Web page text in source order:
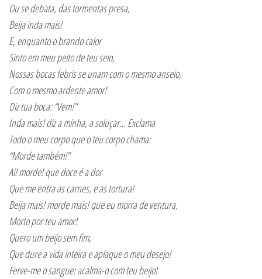
Ou se debata, das tormentas presa,
Beija inda mais!
E, enquanto o brando calor
Sinto em meu peito de teu seio,
Nossas bocas febris se unam com o mesmo anseio,
Com o mesmo ardente amor!
Diz tua boca: “Vem!”
Inda mais! diz a minha, a soluçar… Exclama
Todo o meu corpo que o teu corpo chama:
“Morde também!”
Ai! morde! que doce é a dor
Que me entra as carnes, e as tortura!
Beija mais! morde mais! que eu morra de ventura,
Morto por teu amor!
Quero um beijo sem fim,
Que dure a vida inteira e aplaque o meu desejo!
Ferve-me o sangue: acalma-o com teu beijo!